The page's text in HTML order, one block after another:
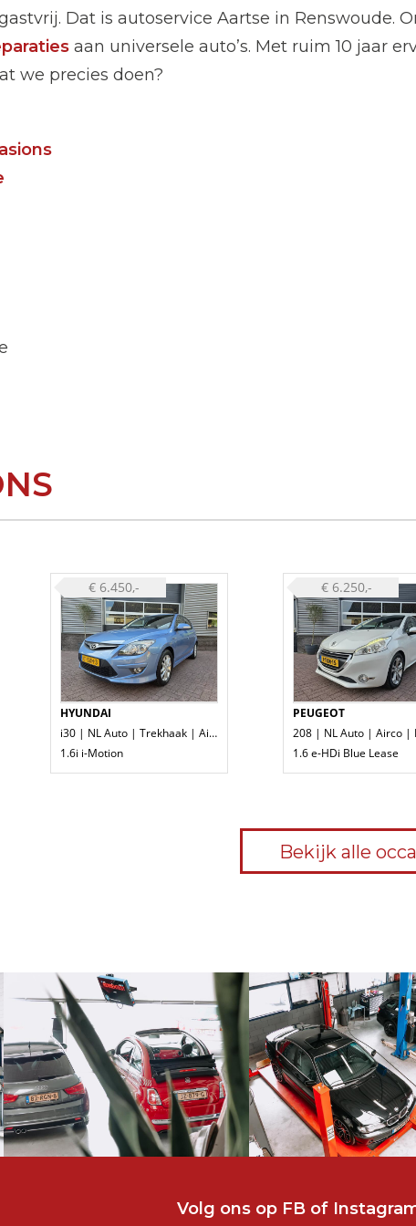
Dat is autoservice Aartse in Renswoude.
aan universele auto’s. Met ruim 10 jaar
we precies doen?
€ 6.450,-
HYUNDAI
i30 | NL Auto | Trekhaak | Airco |
1.6i i-Motion
€ 6.250,-
PEUGEOT
1.6 e-HDi Blue Lease
Bekijk alle
Volg ons op FB of